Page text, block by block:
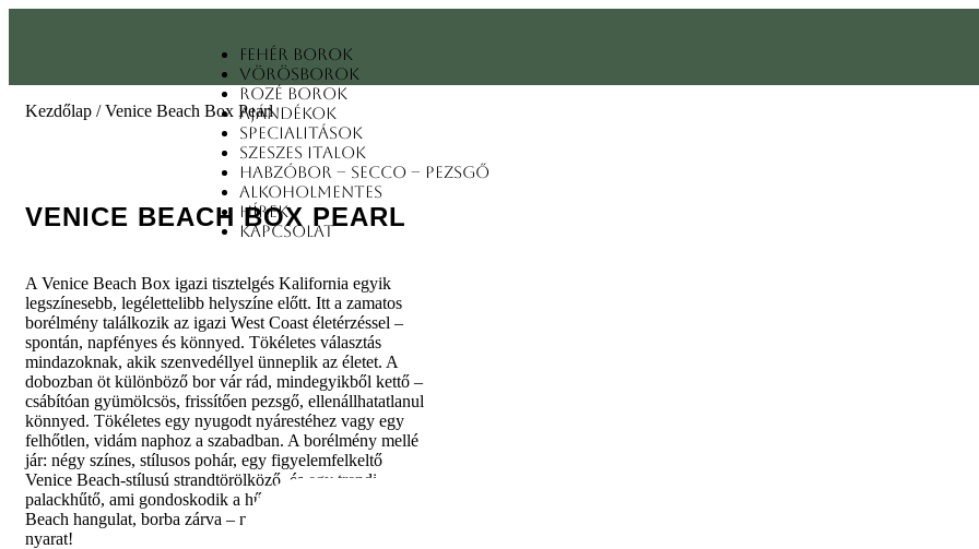
Fehér borok
Vörösborok
Rozé borok
Ajándékok
Specialitások
Szeszes italok
Habzóbor – Secco – Pezsgő
Alkoholmentes
Hírek
Kapcsolat
Kezdőlap / Venice Beach Box Pearl
VENICE BEACH BOX PEARL
A Venice Beach Box igazi tisztelgés Kalifornia egyik
legszínesebb, legélettelibb helyszíne előtt. Itt a zamatos
borélmény találkozik az igazi West Coast életérzéssel –
spontán, napfényes és könnyed. Tökéletes választás
mindazoknak, akik szenvedéllyel ünneplik az életet. A
dobozban öt különböző bor vár rád, mindegyikből kettő –
csábítóan gyümölcsös, frissítően pezsgő, ellenállhatatlanul
könnyed. Tökéletes egy nyugodt nyárestéhez vagy egy
felhőtlen, vidám naphoz a szabadban. A borélmény mellé
jár: négy színes, stílusos pohár, egy figyelemfelkeltő
Venice Beach-stílusú strandtörölköző, és egy trendi
palackhűtő, ami gondoskodik a hűs élvezetről. Venice
Beach hangulat, borba zárva – nyisd ki, és engedd be a
nyarat!